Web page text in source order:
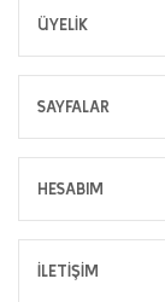
ÜYELİK
SAYFALAR
HESABIM
İLETİŞİM